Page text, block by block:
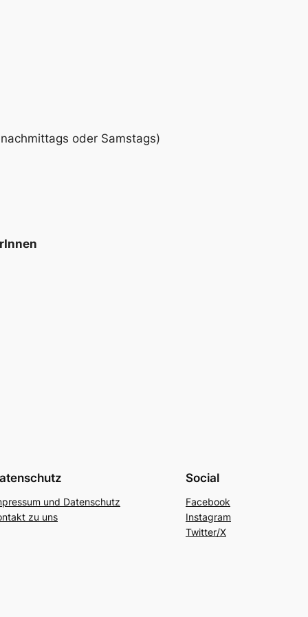
oder Samstags)
und Datenschutz
zu uns
Social
Facebook
Instagram
Twitter/X